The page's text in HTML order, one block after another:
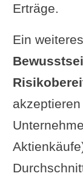
Erträge.
Ein